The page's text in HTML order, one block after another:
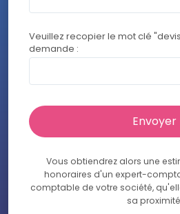
Veuillez recopier le mot clé
demande :
Vous obtiendrez alors une
honoraires d'un expert-
comptable de votre société,
sa